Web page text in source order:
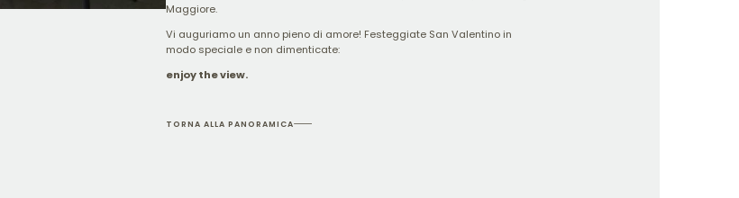
Maggiore.
Vi auguriamo un anno pieno di amore! Festeggiate San Valentino in
modo speciale e non dimenticate:
enjoy the view.
TORNA ALLA PANORAMICA